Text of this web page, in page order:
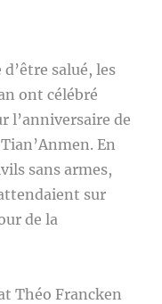
salué, les
ont célébré
l’anniversaire de
En
sans armes,
sur
de la
Théo Francken